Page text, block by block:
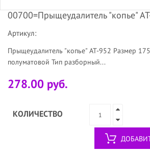
00700=Прыщеудалитель "копье"
Артикул:
Прыщеудалитель "копье" AT-952 Размер
полуматовой Тип разборный...
278.00 руб.
КОЛИЧЕСТВО